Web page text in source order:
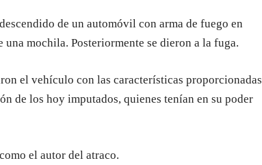
de un automóvil con arma de fuego en
mochila. Posteriormente se dieron a la fuga.
el vehículo con las características proporcionadas
de los hoy imputados, quienes tenían en su poder
el autor del atraco.